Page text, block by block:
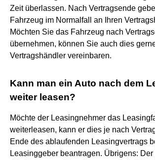
Zeit überlassen. Nach Vertragsende
Fahrzeug im Normalfall an Ihren
Möchten Sie das Fahrzeug nach
übernehmen, können Sie auch dies
Vertragshändler vereinbaren.
Kann man ein Auto nach dem
weiter leasen?
Möchte der Leasingnehmer das
weiterleasen, kann er dies je nach
Ende des ablaufenden Leasingvertrags
Leasinggeber beantragen. Übrigens: Der